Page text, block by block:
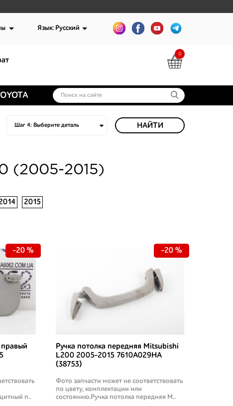
0
Язык: Русский
НАЙТИ
(2005-2015)
2015
п..
-20 %
Ручка потолка передняя Mitsubishi
L200 2005-2015 7610A029HA
(38753)
Фото запчасти может не соответствовать
по цвету, комплектации или
состоянию.Ручка потолка передняя M..
-20 %